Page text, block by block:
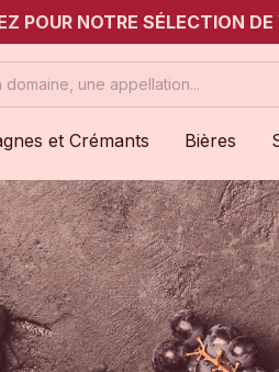
POUR NOTRE SÉLECTION
et Crémants Bières